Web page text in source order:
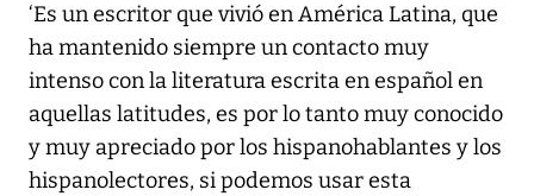
‘Es un escritor que vivió en América Latina, que
ha mantenido siempre un contacto muy
intenso con la literatura escrita en español en
aquellas latitudes, es por lo tanto muy conocido
y muy apreciado por los hispanohablantes y los
hispanolectores, si podemos usar esta